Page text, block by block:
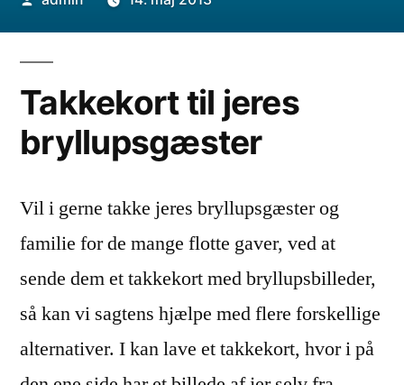
Takkekort til jeres
bryllupsgæster
Vil i gerne takke jeres bryllupsgæster og
familie for de mange flotte gaver, ved at
sende dem et takkekort med bryllupsbilleder,
så kan vi sagtens hjælpe med flere forskellige
alternativer. I kan lave et takkekort, hvor i på